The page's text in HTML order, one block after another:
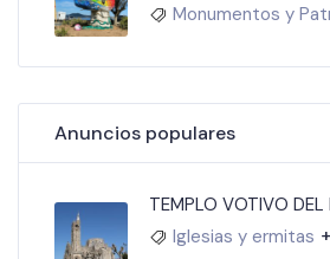
Monumentos y
Anuncios populares
TEMPLO VOTIVO DEL
Iglesias y ermitas